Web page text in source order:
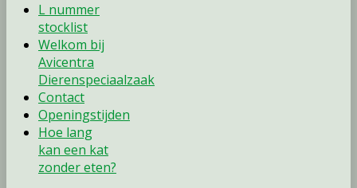
L nummer
stocklist
Welkom bij
Avicentra
Dierenspeciaalzaak
Contact
Openingstijden
Hoe lang
kan een kat
zonder eten?